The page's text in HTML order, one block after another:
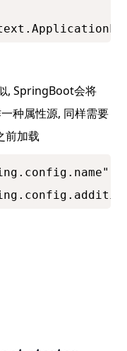
, SpringBoot会将
种属性源, 同样需要
前加载